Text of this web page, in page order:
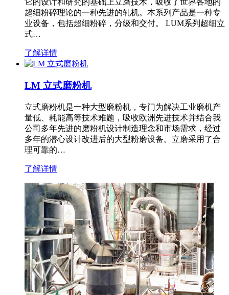
它的设计和研究的基础上立磨技术，吸收了世界各地的
超细粉碎理论的一种先进的轧机。本系列产品是一种专
业设备，包括超细粉碎，分级和交付。 LUM系列超细立
式…
了解详情
LM 立式磨粉机
立式磨粉机是一种大型磨粉机，专门为解决工业磨机产
量低、耗能高等技术难题，吸收欧洲先进技术并结合我
公司多年先进的磨粉机设计制造理念和市场需求，经过
多年的潜心设计改进后的大型粉磨设备。立磨采用了合
理可靠的…
了解详情